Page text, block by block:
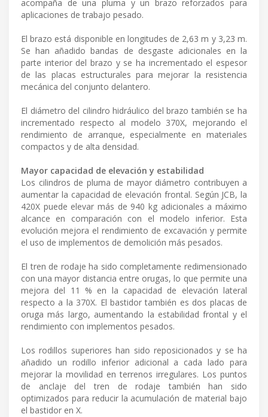
acompaña de una pluma y un brazo reforzados para
aplicaciones de trabajo pesado.
El brazo está disponible en longitudes de 2,63 m y 3,23 m.
Se han añadido bandas de desgaste adicionales en la
parte interior del brazo y se ha incrementado el espesor
de las placas estructurales para mejorar la resistencia
mecánica del conjunto delantero.
El diámetro del cilindro hidráulico del brazo también se ha
incrementado respecto al modelo 370X, mejorando el
rendimiento de arranque, especialmente en materiales
compactos y de alta densidad.
Mayor capacidad de elevación y estabilidad
Los cilindros de pluma de mayor diámetro contribuyen a
aumentar la capacidad de elevación frontal. Según JCB, la
420X puede elevar más de 940 kg adicionales a máximo
alcance en comparación con el modelo inferior. Esta
evolución mejora el rendimiento de excavación y permite
el uso de implementos de demolición más pesados.
El tren de rodaje ha sido completamente redimensionado
con una mayor distancia entre orugas, lo que permite una
mejora del 11 % en la capacidad de elevación lateral
respecto a la 370X. El bastidor también es dos placas de
oruga más largo, aumentando la estabilidad frontal y el
rendimiento con implementos pesados.
Los rodillos superiores han sido reposicionados y se ha
añadido un rodillo inferior adicional a cada lado para
mejorar la movilidad en terrenos irregulares. Los puntos
de anclaje del tren de rodaje también han sido
optimizados para reducir la acumulación de material bajo
el bastidor en X.